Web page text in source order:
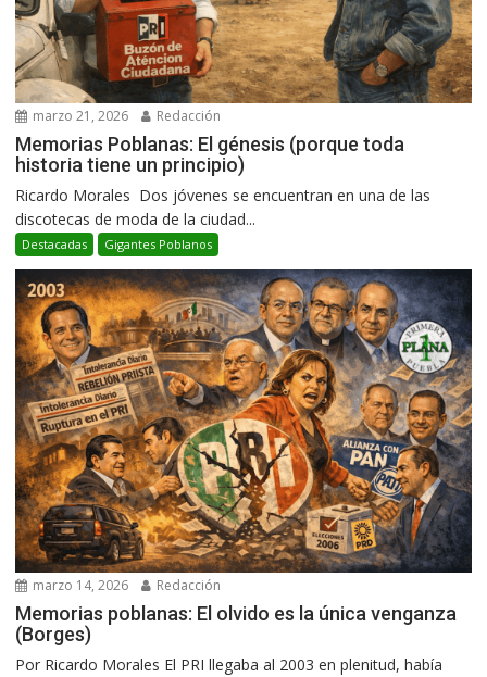
marzo 21, 2026 Redacción
Memorias Poblanas: El génesis (porque toda
historia tiene un principio)
Ricardo Morales Dos jóvenes se encuentran en una de las
discotecas de moda de la ciudad...
Destacadas Gigantes Poblanos
marzo 14, 2026 Redacción
Memorias poblanas: El olvido es la única venganza
(Borges)
Por Ricardo Morales El PRI llegaba al 2003 en plenitud, había